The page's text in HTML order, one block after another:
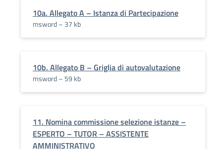
10a. Allegato A – Istanza di Partecipazione
msword – 37 kb
10b. Allegato B – Griglia di autovalutazione
msword – 59 kb
11. Nomina commissione selezione istanze –
ESPERTO – TUTOR – ASSISTENTE
AMMINISTRATIVO